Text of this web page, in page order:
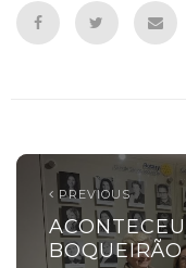
PREVIOUS
BOQUEIRÃO